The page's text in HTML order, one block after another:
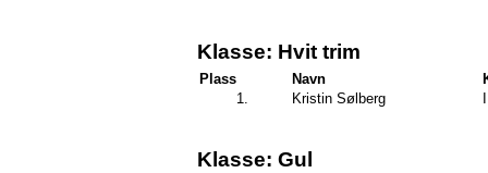
Klasse: Hvit trim
Plass Navn
1.
Kristin Sølberg
Klasse: Gul